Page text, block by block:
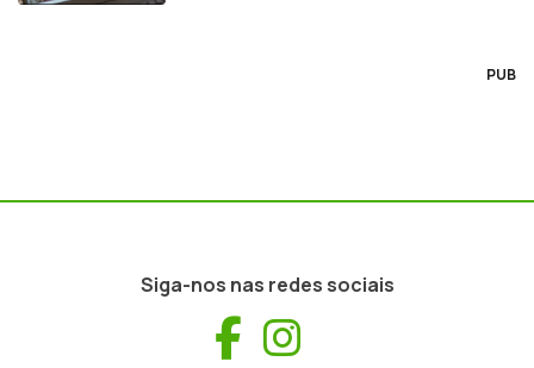
PUB
Siga-nos nas redes sociais
Facebook